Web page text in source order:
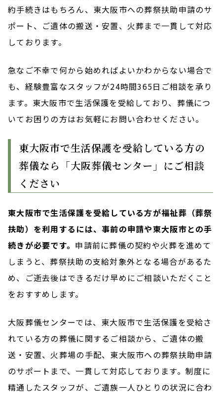
約手続きはもちろん、東大阪市への葬祭扶助申請のサ
ポート、ご遺体の搬送・安置、火葬まで一貫して対応
しております。
急なご不幸で何から始めればよいかわからない場合で
も、経験豊富なスタッフが24時間365日ご相談を承り
ます。東大阪市で生活保護を受給しており、葬儀につ
いてお困りの方はお気軽にお問い合わせください。
東大阪市で生活保護を受給している方の
葬儀なら「大阪葬儀センター」にご相談
ください
東大阪市で生活保護を受給している方が福祉葬（葬祭
扶助）を利用するには、事前の申請や東大阪市との手
続きが必要です。 申請前に葬儀の契約や火葬を進めて
しまうと、葬祭扶助の支給対象外となる場合があるた
め、ご逝去後はできるだけ早めにご相談いただくこと
をおすすめします。
大阪葬儀センターでは、東大阪市で生活保護を受給さ
れている方の葬儀に関するご相談から、ご遺体の搬
送・安置、火葬場の手配、東大阪市への葬祭扶助申請
のサポートまで、一貫して対応しております。制度に
精通したスタッフが、ご遺族一人ひとりの状況に合わ